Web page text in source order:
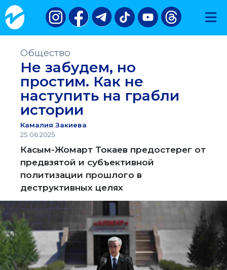
Общество
Не забудем, но
простим. Как не
наступить на грабли
истории
Камалия Закиева
25.06.2025
Касым-Жомарт Токаев предостерег от
предвзятой и субъективной
политизации прошлого в
деструктивных целях